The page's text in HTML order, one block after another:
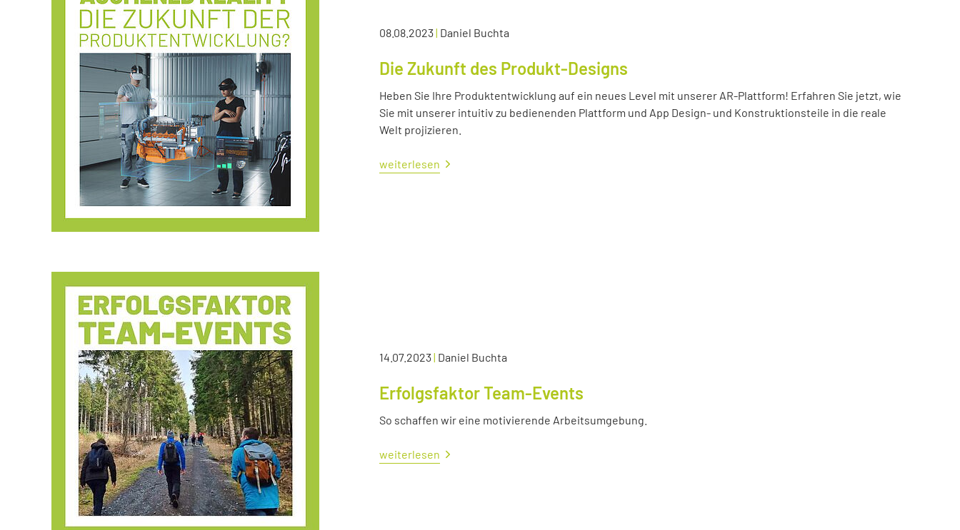
08.08.2023| Daniel Buchta
Die Zukunft des Produkt-Designs
Heben Sie Ihre Produktentwicklung auf ein neues Level mit unserer AR-Plattform! Erfahren Sie jetzt, wie
Sie mit unserer intuitiv zu bedienenden Plattform und App Design- und Konstruktionsteile in die reale
Welt projizieren.
weiterlesen
14.07.2023| Daniel Buchta
Erfolgsfaktor Team-Events
So schaffen wir eine motivierende Arbeitsumgebung.
weiterlesen